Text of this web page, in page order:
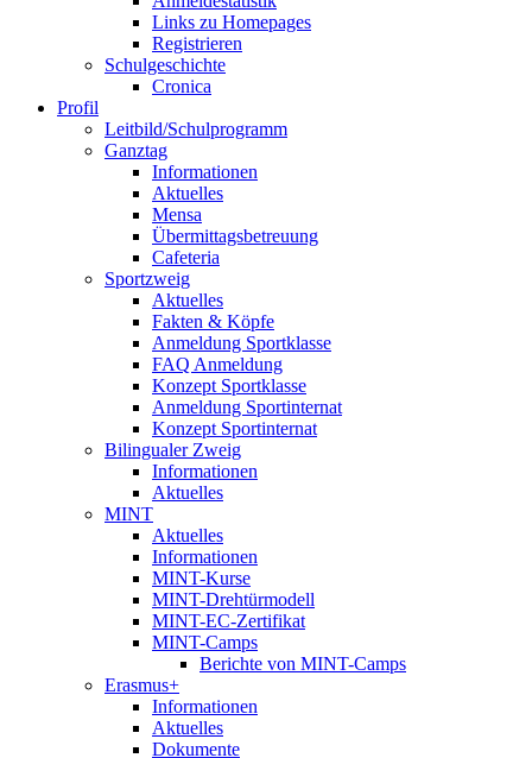
Links zu Homepages
Registrieren
Schulgeschichte
Cronica
Profil
Leitbild/Schulprogramm
Ganztag
Informationen
Aktuelles
Mensa
Übermittagsbetreuung
Cafeteria
Sportzweig
Aktuelles
Fakten & Köpfe
Anmeldung Sportklasse
FAQ Anmeldung
Konzept Sportklasse
Anmeldung Sportinternat
Konzept Sportinternat
Bilingualer Zweig
Informationen
Aktuelles
MINT
Aktuelles
Informationen
MINT-Kurse
MINT-Drehtürmodell
MINT-EC-Zertifikat
MINT-Camps
Berichte von MINT-Camps
Erasmus+
Informationen
Aktuelles
Dokumente